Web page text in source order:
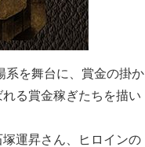
系を舞台に、賞金の掛か
る賞金稼ぎたちを描い
運昇さん、ヒロインの